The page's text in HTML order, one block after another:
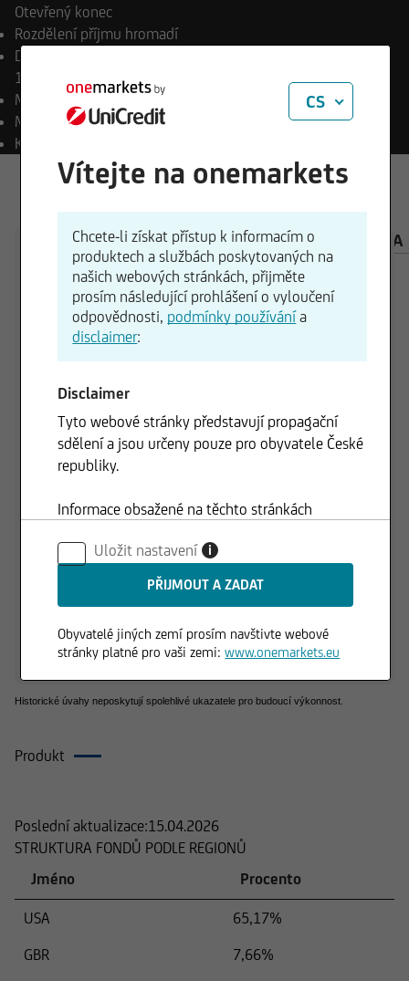
Otevřený konec
Rozdělení příjmu hromadí
Datum spuštění podfondu
16.01.2024
Měna platby
Měna fondu EUR
Klasifikace SFDR
PŘEHLED SLOŽENÍ INVESTIČNÍ KALKULAČKA
01.07.2026
01.06.2026
115,00 CZK
125,00 CZK
1 d
-0,14 %
3 m
+7,29 %
6 m
+14,30 %
1 r
+18,06 %
Historické úvahy neposkytují spolehlivé ukazatele pro budoucí výkonnost.
Produkt
Poslední aktualizace:15.04.2026
STRUKTURA FONDŮ PODLE REGIONŮ
Jméno
Procento
USA
65,17%
GBR
7,66%
CS
Vítejte na onemarkets
Chcete-li získat přístup k informacím o
produktech a službách poskytovaných na
našich webových stránkách, přijměte
prosím následující prohlášení o vyloučení
odpovědnosti, podmínky používánía
disclaimer:
Disclaimer
Tyto webové stránky představují propagační
sdělení a jsou určeny pouze pro obyvatele České
republiky.
Informace obsažené na těchto stránkách
prodeji cenných papírů a nesmí být použity v
žádné jurisdikci, kde je takové použití zakázáno.
Uložit nastavení i
Obyvatelé jiných zemí prosím navštivte webové
stránky platné pro vaši zemi:www.onemarkets.eu